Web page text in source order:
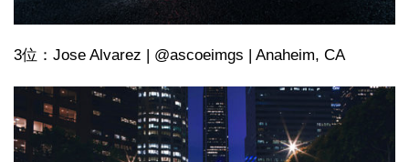
3位：Jose Alvarez | @ascoeimgs | Anaheim, CA